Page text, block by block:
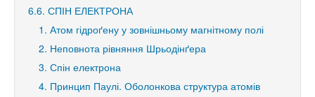
6.6. СПІН ЕЛЕКТРОНА
1. Атом гідроґену у зовнішньому магнітному полі
2. Неповнота рівняння Шрьодінґера
3. Спін електрона
4. Принцип Паулі. Оболонкова структура атомів